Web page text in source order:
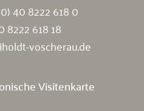
40 8222 618 0
8222 618 18
voscherau.de
Visitenkarte